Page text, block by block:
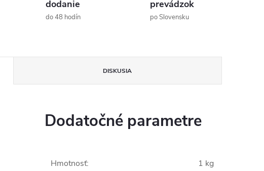
dodanie
do 48 hodín
prevádzok
po Slovensku
DISKUSIA
Dodatočné parametre
Hmotnosť: 1 kg